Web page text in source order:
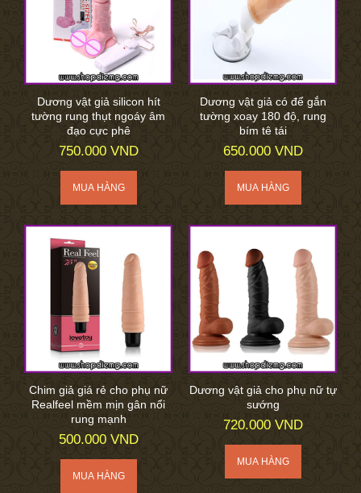
Dương vật giả silicon hít
tường rung thụt ngoáy âm
đạo cực phê
750.000 VND
Dương vật giả có để gắn
tường xoay 180 độ, rung
bím tê tái
650.000 VND
Chim giả giá rẻ cho phụ nữ
Realfeel mềm mịn gân nổi
rung mạnh
500.000 VND
Dương vật giả cho phụ nữ tự
sướng
720.000 VND